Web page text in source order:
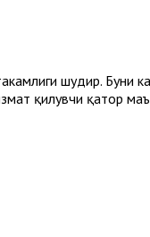
шудир. Буни
қилувчи қатор